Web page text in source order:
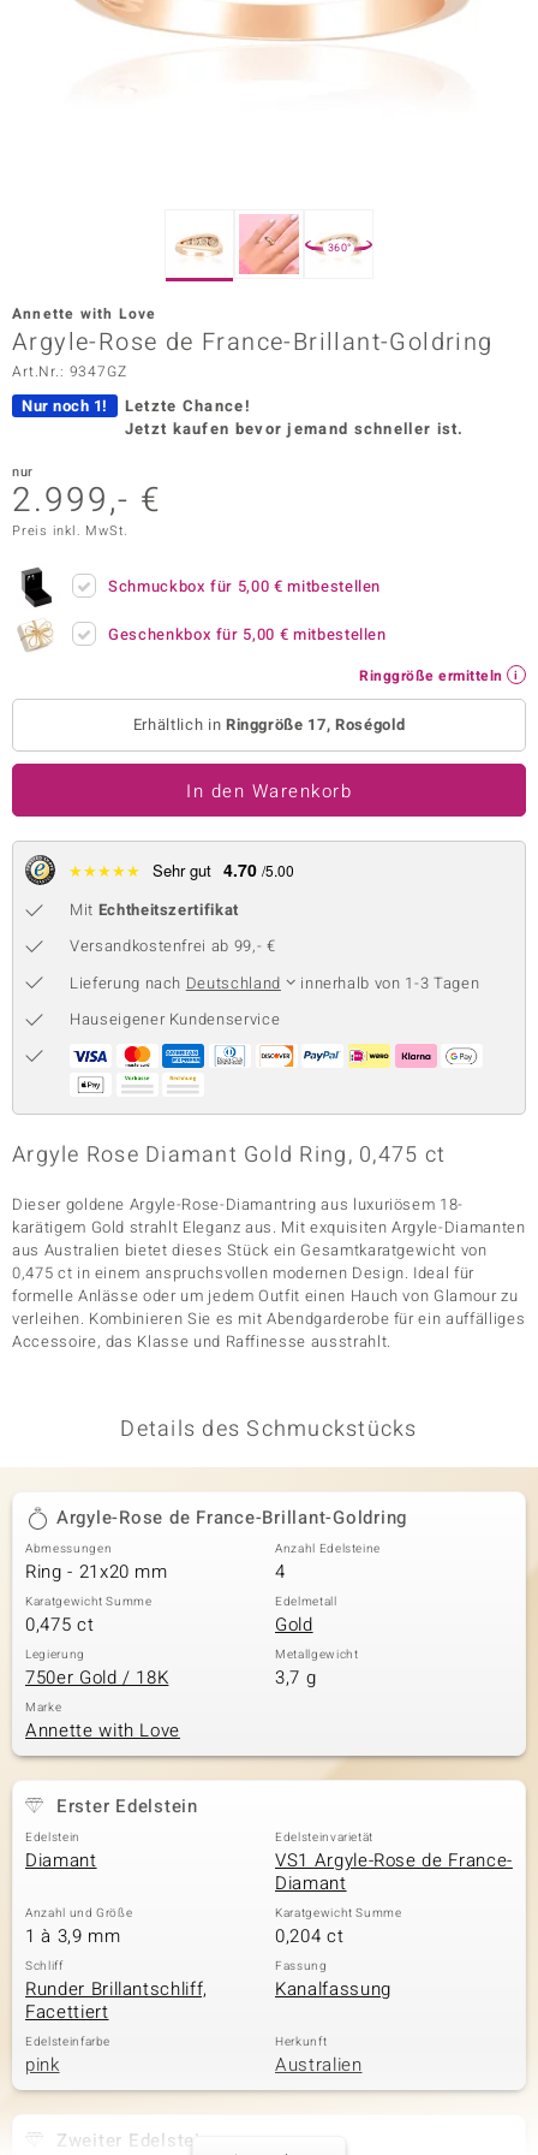
Vogue
BY DE MELO
Collection
Classics
360°
Annette with Love
Argyle-Rose de France-Brillant-Goldring
Art.Nr.: 9347GZ
Nur noch 1!
Letzte Chance!
Jetzt kaufen bevor jemand schneller ist.
nur
2.999,- €
Preis inkl. MwSt.
Schmuckbox für 5,00 € mitbestellen
Geschenkbox für 5,00 € mitbestellen
Ringgröße ermitteln
Erhältlich in Ringgröße 17, Roségold
In den Warenkorb
★★★★★ Sehr gut 4.70 /5.00
Mit Echtheitszertifikat
Versandkostenfrei ab 99,- €
Lieferung nach Deutschland
innerhalb von 1-3 Tagen
Hauseigener Kundenservice
Argyle Rose Diamant Gold Ring, 0,475 ct
Dieser goldene Argyle-Rose-Diamantring aus luxuriösem 18-
karätigem Gold strahlt Eleganz aus. Mit exquisiten Argyle-Diamanten
aus Australien bietet dieses Stück ein Gesamtkaratgewicht von
0,475 ct in einem anspruchsvollen modernen Design. Ideal für
formelle Anlässe oder um jedem Outfit einen Hauch von Glamour zu
verleihen. Kombinieren Sie es mit Abendgarderobe für ein auffälliges
Accessoire, das Klasse und Raffinesse ausstrahlt.
Details des Schmuckstücks
Argyle-Rose de France-Brillant-Goldring
Abmessungen
Ring - 21x20 mm
Anzahl Edelsteine
4
Karatgewicht Summe
0,475 ct
Edelmetall
Gold
Legierung
750er Gold / 18K
Metallgewicht
3,7 g
Marke
Annette with Love
Erster Edelstein
Edelstein
Diamant
Edelsteinvarietät
VS1 Argyle-Rose de France-
Diamant
Anzahl und Größe
1 à 3,9 mm
Karatgewicht Summe
0,204 ct
Schliff
Runder Brillantschliff,
Facettiert
Fassung
Kanalfassung
Edelsteinfarbe
pink
Herkunft
Australien
Zweiter Edelstein